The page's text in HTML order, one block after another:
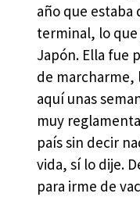
año que estaba
terminal, lo
Japón. Ella fue
de marcharme,
aquí unas
muy
país sin decir
vida, sí lo dije.
para irme de